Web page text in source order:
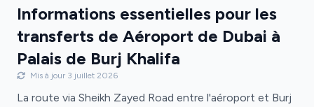
Informations essentielles pour les
transferts de Aéroport de Dubai à
Palais de Burj Khalifa
Mis à jour 3 juillet 2026
La route via Sheikh Zayed Road entre l'aéroport et Burj